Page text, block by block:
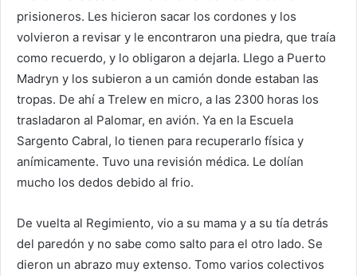
prisioneros. Les hicieron sacar los cordones y los
volvieron a revisar y le encontraron una piedra, que traía
como recuerdo, y lo obligaron a dejarla. Llego a Puerto
Madryn y los subieron a un camión donde estaban las
tropas. De ahí a Trelew en micro, a las 2300 horas los
trasladaron al Palomar, en avión. Ya en la Escuela
Sargento Cabral, lo tienen para recuperarlo física y
anímicamente. Tuvo una revisión médica. Le dolían
mucho los dedos debido al frio.
De vuelta al Regimiento, vio a su mama y a su tía detrás
del paredón y no sabe como salto para el otro lado. Se
dieron un abrazo muy extenso. Tomo varios colectivos